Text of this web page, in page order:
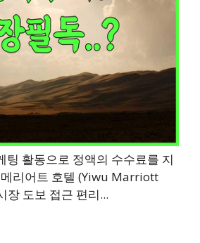
팅 활동으로 정액의 수수료를 지
리어트 호텔 (Yiwu Marriott
장 도보 접근 편리...